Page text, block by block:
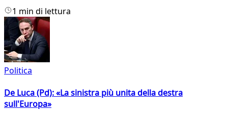
1 min di lettura
Politica
De Luca (Pd): «La sinistra più unita della destra
sull'Europa»